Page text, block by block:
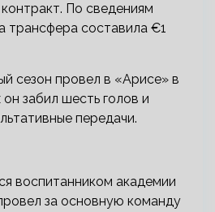
По сведениям
трансфера составила €1
сезон провел в «Арисе» в
забил шесть голов и
передачи.
воспитанником академии
за основную команду